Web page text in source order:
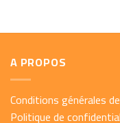
A PROPOS
Conditions générales
Politique de